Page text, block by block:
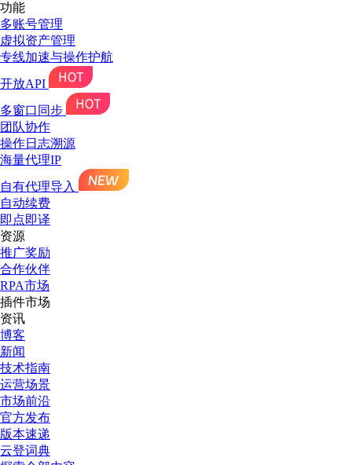
功能
多账号管理
虚拟资产管理
专线加速与操作护航
开放API
多窗口同步
团队协作
操作日志溯源
海量代理IP
自有代理导入
自动续费
即点即译
资源
推广奖励
合作伙伴
RPA市场
插件市场
资讯
博客
新闻
技术指南
运营场景
市场前沿
官方发布
版本速递
云登词典